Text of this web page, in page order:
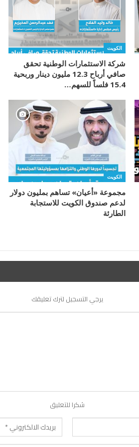
الكويت
شركة الاستثمارات الوطنية تحقق
صافي أرباح 12.3 مليون دينار وربحية
15.4 فلساً للسهم…
الكويت
مجموعة «أعيان» تساهم بمليون دولار
لدعم صندوق الكويت للاستجابة
الطارئة
يرجي التسجيل لترك تعليقك
شكرا للتعليق